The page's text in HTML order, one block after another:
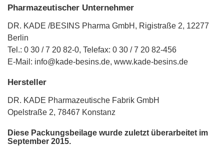
Pharmazeutischer Unternehmer
DR. KADE /BESINS Pharma GmbH, Rigistraße 2, 12277
Berlin
Tel.: 0 30 / 7 20 82-0, Telefax: 0 30 / 7 20 82-456
E-Mail: info@kade-besins.de, www.kade-besins.de
Hersteller
DR. KADE Pharmazeutische Fabrik GmbH
Opelstraße 2, 78467 Konstanz
Diese Packungsbeilage wurde zuletzt überarbeitet im
September 2015.